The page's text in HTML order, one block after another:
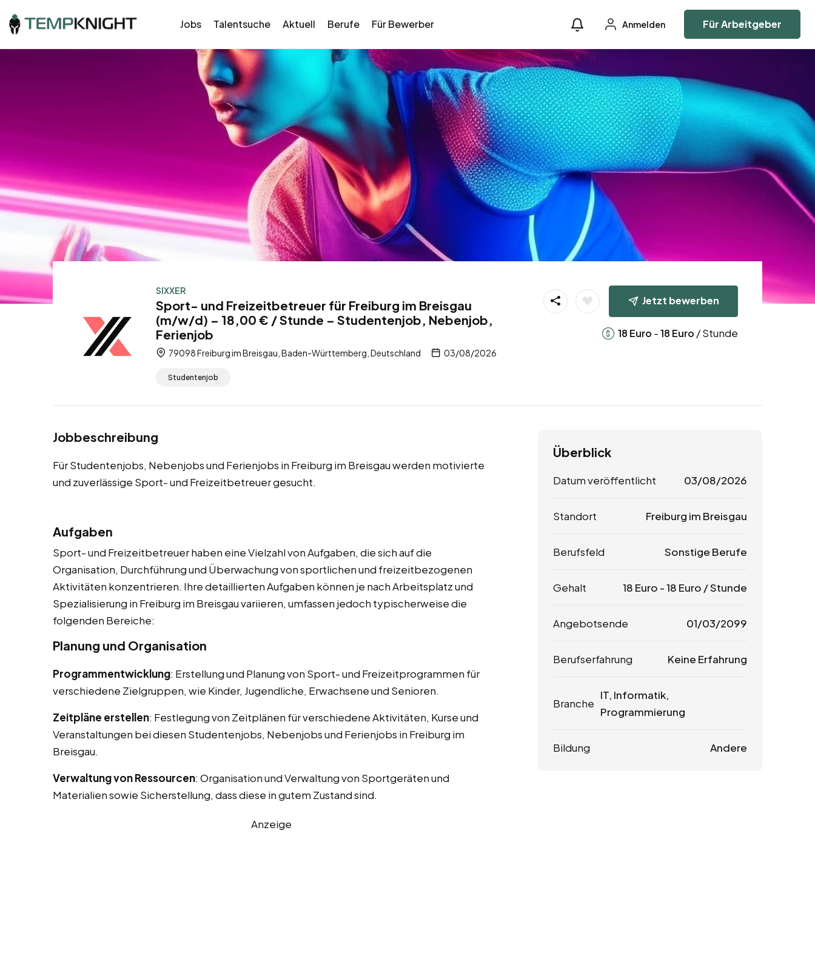
Jobs Talentsuche Aktuell Berufe Für Bewerber Anmelden Für Arbeitgeber
SIXXER
Sport- und Freizeitbetreuer für Freiburg im Breisgau
(m/w/d) – 18,00 € / Stunde – Studentenjob, Nebenjob,
Ferienjob
79098 Freiburg im Breisgau, Baden-Württemberg, Deutschland 03/08/2026
Studentenjob
Jetzt bewerben
18 Euro -18 Euro / Stunde
Jobbeschreibung
Für Studentenjobs, Nebenjobs und Ferienjobs in Freiburg im Breisgau werden motivierte
und zuverlässige Sport- und Freizeitbetreuer gesucht.
Aufgaben
Sport- und Freizeitbetreuer haben eine Vielzahl von Aufgaben, die sich auf die
Organisation, Durchführung und Überwachung von sportlichen und freizeitbezogenen
Aktivitäten konzentrieren. Ihre detaillierten Aufgaben können je nach Arbeitsplatz und
Spezialisierung in Freiburg im Breisgau variieren, umfassen jedoch typischerweise die
folgenden Bereiche:
Planung und Organisation
Programmentwicklung: Erstellung und Planung von Sport- und Freizeitprogrammen für
verschiedene Zielgruppen, wie Kinder, Jugendliche, Erwachsene und Senioren.
Zeitpläne erstellen: Festlegung von Zeitplänen für verschiedene Aktivitäten, Kurse und
Veranstaltungen bei diesen Studentenjobs, Nebenjobs und Ferienjobs in Freiburg im
Breisgau.
Verwaltung von Ressourcen: Organisation und Verwaltung von Sportgeräten und
Materialien sowie Sicherstellung, dass diese in gutem Zustand sind.
Anzeige
Überblick
Datum veröffentlicht 03/08/2026
Standort Freiburg im Breisgau
Berufsfeld Sonstige Berufe
Gehalt 18 Euro -18 Euro / Stunde
Angebotsende 01/03/2099
Berufserfahrung Keine Erfahrung
Branche
IT, Informatik,
Programmierung
Bildung Andere